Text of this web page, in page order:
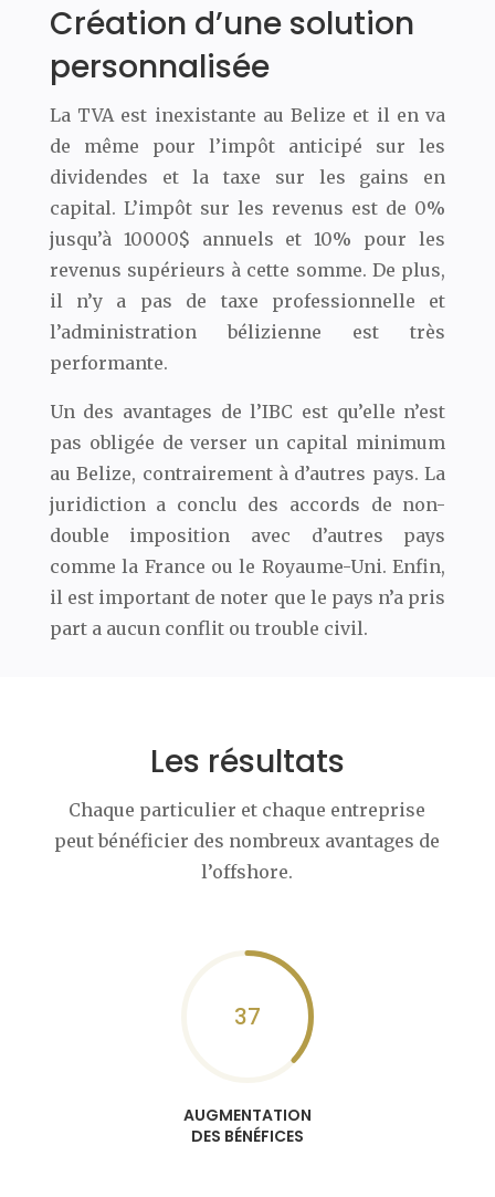
Création d’une solution
personnalisée
La TVA est inexistante au Belize et il en va
de même pour l’impôt anticipé sur les
dividendes et la taxe sur les gains en
capital. L’impôt sur les revenus est de 0%
jusqu’à 10000$ annuels et 10% pour les
revenus supérieurs à cette somme. De plus,
il n’y a pas de taxe professionnelle et
l’administration bélizienne est très
performante.
Un des avantages de l’IBC est qu’elle n’est
pas obligée de verser un capital minimum
au Belize, contrairement à d’autres pays. La
juridiction a conclu des accords de non-
double imposition avec d’autres pays
comme la France ou le Royaume-Uni. Enfin,
il est important de noter que le pays n’a pris
part a aucun conflit ou trouble civil.
Les résultats
Chaque particulier et chaque entreprise
peut bénéficier des nombreux avantages de
l’offshore.
37
AUGMENTATION
DES BÉNÉFICES